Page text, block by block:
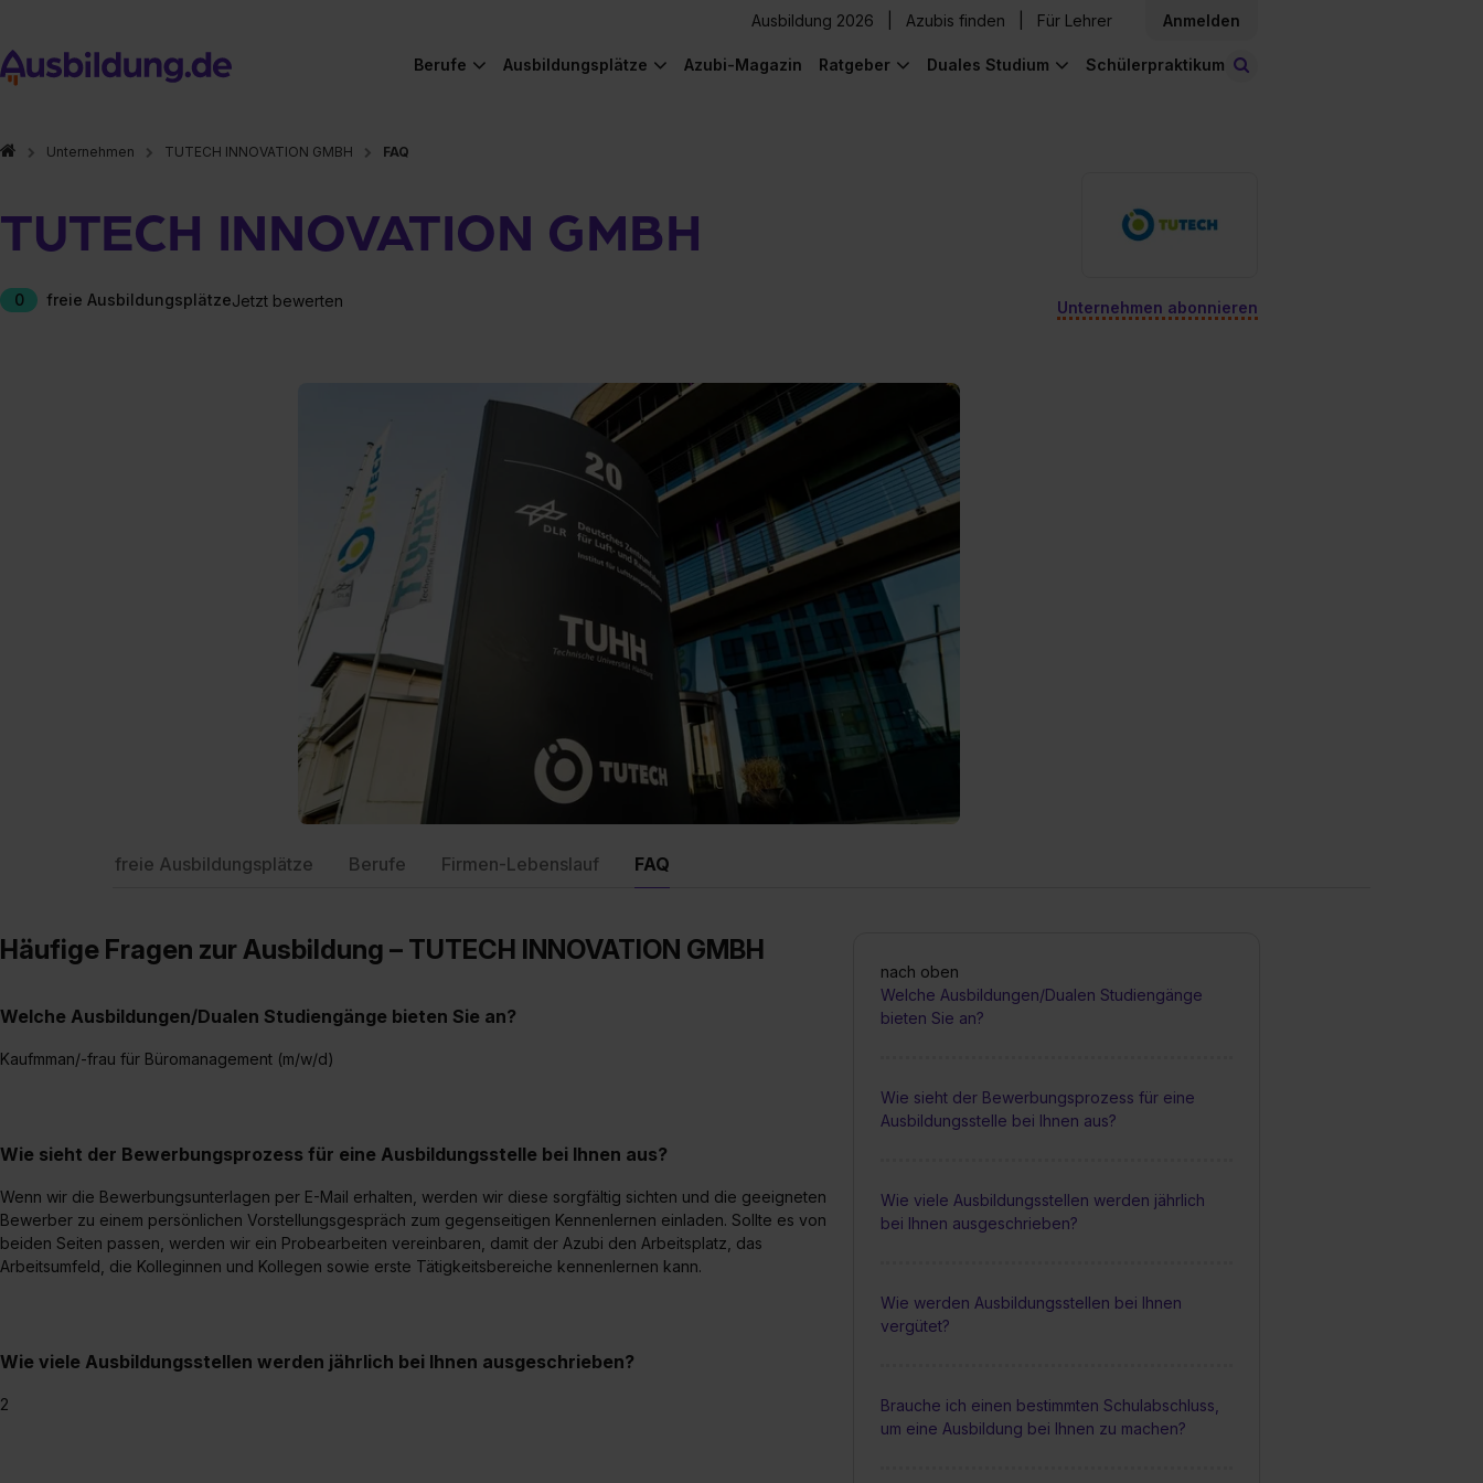
Ausbildung 2026 Azubis finden Für Lehrer Anmelden
Berufe Ausbildungsplätze Azubi-Magazin Ratgeber Duales Studium Schülerpraktikum
Unternehmen TUTECH INNOVATION GMBH FAQ
TUTECH INNOVATION GMBH
0 freie AusbildungsplätzeJetzt bewerten Unternehmen abonnieren
freie Ausbildungsplätze Berufe Firmen-Lebenslauf FAQ
nach oben
Welche Ausbildungen/Dualen Studiengänge
bieten Sie an?
Wie sieht der Bewerbungsprozess für eine
Ausbildungsstelle bei Ihnen aus?
Wie viele Ausbildungsstellen werden jährlich
bei Ihnen ausgeschrieben?
Wie werden Ausbildungsstellen bei Ihnen
vergütet?
Brauche ich einen bestimmten Schulabschluss,
um eine Ausbildung bei Ihnen zu machen?
Häufige Fragen zur Ausbildung – TUTECH INNOVATION GMBH
Welche Ausbildungen/Dualen Studiengänge bieten Sie an?
Kaufmman/-frau für Büromanagement (m/w/d)
Wie sieht der Bewerbungsprozess für eine Ausbildungsstelle bei Ihnen aus?
Wenn wir die Bewerbungsunterlagen per E-Mail erhalten, werden wir diese sorgfältig sichten und die geeigneten
Bewerber zu einem persönlichen Vorstellungsgespräch zum gegenseitigen Kennenlernen einladen. Sollte es von
beiden Seiten passen, werden wir ein Probearbeiten vereinbaren, damit der Azubi den Arbeitsplatz, das
Arbeitsumfeld, die Kolleginnen und Kollegen sowie erste Tätigkeitsbereiche kennenlernen kann.
Wie viele Ausbildungsstellen werden jährlich bei Ihnen ausgeschrieben?
2